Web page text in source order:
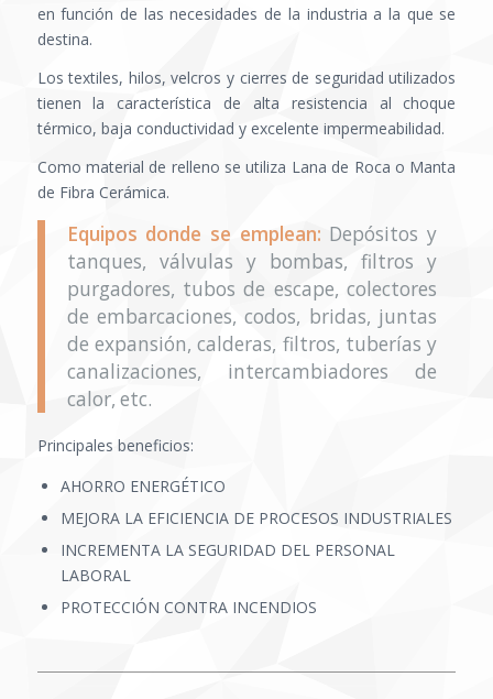
en función de las necesidades de la industria a la que se
destina.
Los textiles, hilos, velcros y cierres de seguridad utilizados
tienen la característica de alta resistencia al choque
térmico, baja conductividad y excelente impermeabilidad.
Como material de relleno se utiliza Lana de Roca o Manta
de Fibra Cerámica.
Equipos donde se emplean: Depósitos y
tanques, válvulas y bombas, filtros y
purgadores, tubos de escape, colectores
de embarcaciones, codos, bridas, juntas
de expansión, calderas, filtros, tuberías y
canalizaciones, intercambiadores de
calor, etc.
Principales beneficios:
AHORRO ENERGÉTICO
MEJORA LA EFICIENCIA DE PROCESOS INDUSTRIALES
INCREMENTA LA SEGURIDAD DEL PERSONAL
LABORAL
PROTECCIÓN CONTRA INCENDIOS